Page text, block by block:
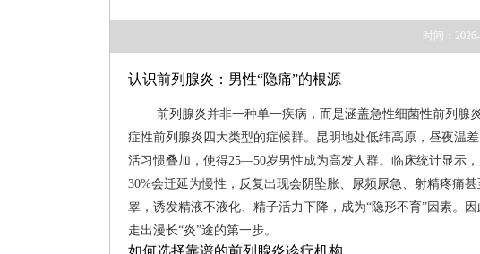
时间：
认识前列腺炎：男性“隐痛”的根源
前列腺炎并非一种单一疾病，而是涵盖急性细菌性前列腺
症性前列腺炎四大类型的症候群。昆明地处低纬高原，昼夜温
活习惯叠加，使得25—50岁男性成为高发人群。临床统计显示
30%会迁延为慢性，反复出现会阴坠胀、尿频尿急、射精疼痛
睾，诱发精液不液化、精子活力下降，成为“隐形不育”因素。
走出漫长“炎”途的第一步。
如何选择靠谱的前列腺炎诊疗机构